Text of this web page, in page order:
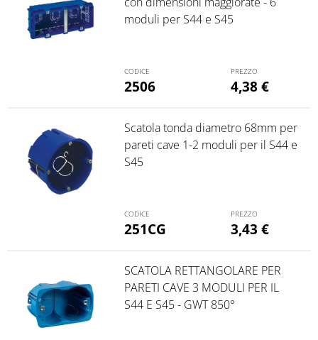
2506
moduli per S44 e S45
4,38€
251CG
Scatola tonda diametro 68mm per
pareti cave 1-2 moduli per il S44 e
S45
3,43 €
SCATOLA RETTANGOLARE PER
PARETI CAVE 3 MODULI PER IL
S44 E S45 - GWT 850°